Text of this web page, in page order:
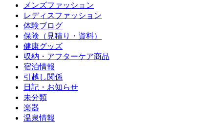
メンズファッション
レディスファッション
体験ブログ
保険（見積り・資料）
健康グッズ
収納・アフターケア商品
宿泊情報
引越し関係
日記・お知らせ
未分類
楽器
温泉情報